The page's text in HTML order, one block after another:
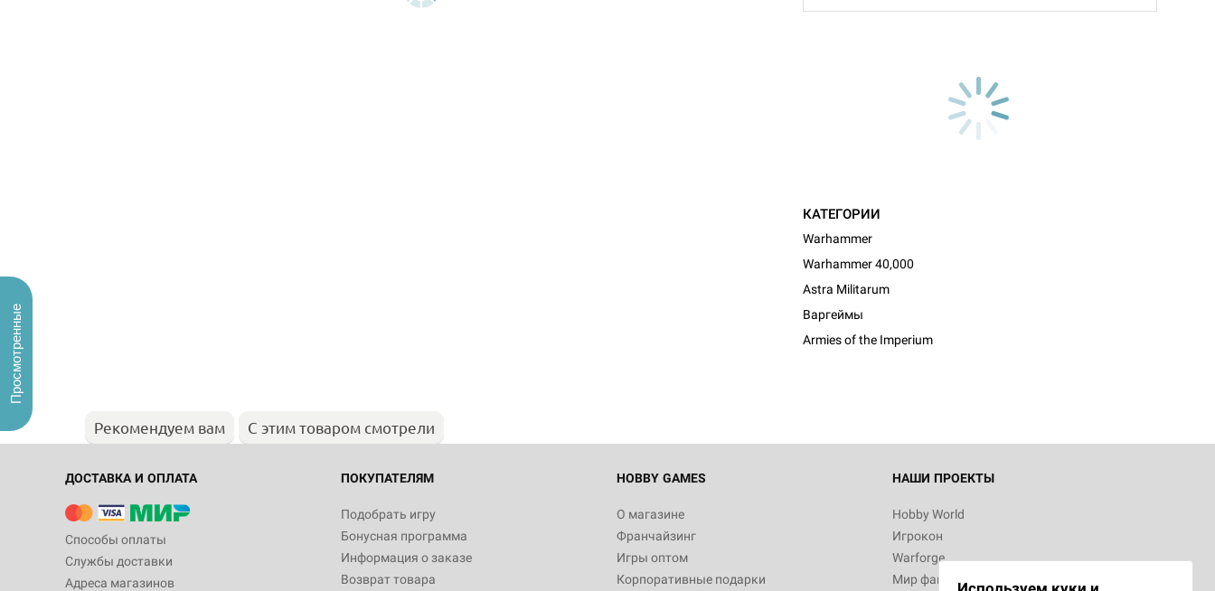
КАТЕГОРИИ
Warhammer
Warhammer 40,000
Astra Militarum
Варгеймы
Armies of the Imperium
Рекомендуем вам С этим товаром смотрели
ДОСТАВКА И ОПЛАТА
Способы оплаты
Службы доставки
Адреса магазинов
ПОКУПАТЕЛЯМ
Подобрать игру
Бонусная программа
Информация о заказе
Возврат товара
HOBBY GAMES
О магазине
Франчайзинг
Игры оптом
Корпоративные подарки
НАШИ ПРОЕКТЫ
Hobby World
Игрокон
Warforge
Мир фантастики
Просмотренные
Настольная игра Hobby World Зомбицид:
империи: Боевая тревога
799
Настольная игра Hobby World Ужас
Аркхэма. Карточная игра: Пир в Хемлок-
Вейл. Кампания